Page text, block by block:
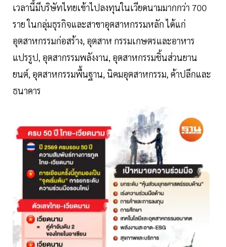
เวลานี้มีบริษัทไทยเข้าไปลงทุนในเวียดนามมากกว่า 700
ราย ในกลุ่มธุรกิจและสาขาอุตสาหกรรมหลัก ได้แก่
อุตสาหกรรมก่อสร้าง, อุตสาห กรรมเกษตรและอาหาร
แปรรูป, อุตสากรรมพลังงาน, อุตสาหกรรมชิ้นส่วนยาน
ยนต์, อุตสาหกรรมพื้นฐาน, นิคมอุตสาหกรรม, ค้าปลีกและ
ธนาคาร